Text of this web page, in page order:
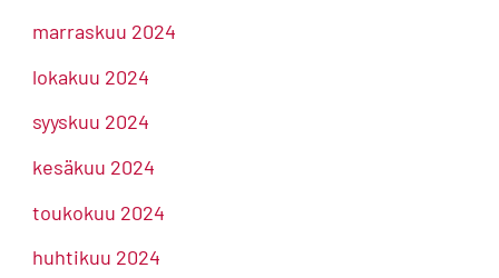
marraskuu 2024
lokakuu 2024
syyskuu 2024
kesäkuu 2024
toukokuu 2024
huhtikuu 2024